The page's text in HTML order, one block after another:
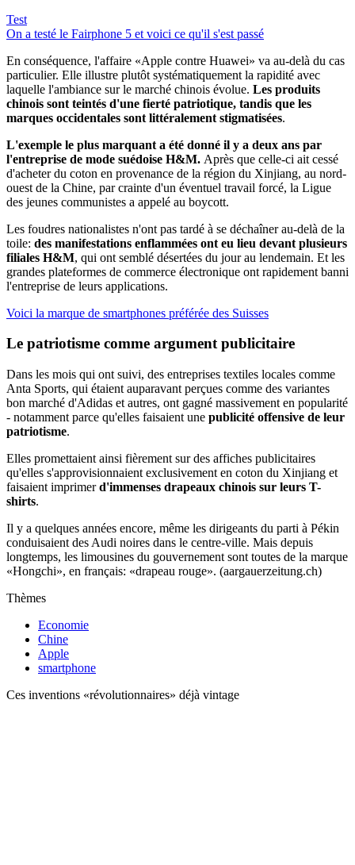
Test
On a testé le Fairphone 5 et voici ce qu'il s'est passé
En conséquence, l'affaire «Apple contre Huawei» va au-delà du cas
particulier. Elle illustre plutôt systématiquement la rapidité avec
laquelle l'ambiance sur le marché chinois évolue. Les produits
chinois sont teintés d'une fierté patriotique, tandis que les
marques occidentales sont littéralement stigmatisées.
L'exemple le plus marquant a été donné il y a deux ans par
l'entreprise de mode suédoise H&M. Après que celle-ci ait cessé
d'acheter du coton en provenance de la région du Xinjiang, au nord-
ouest de la Chine, par crainte d'un éventuel travail forcé, la Ligue
des jeunes communistes a appelé au boycott.
Les foudres nationalistes n'ont pas tardé à se déchaîner au-delà de la
toile: des manifestations enflammées ont eu lieu devant plusieurs
filiales H&M, qui ont semblé désertées du jour au lendemain. Et les
grandes plateformes de commerce électronique ont rapidement banni
l'entreprise de leurs applications.
Voici la marque de smartphones préférée des Suisses
Le patriotisme comme argument publicitaire
Dans les mois qui ont suivi, des entreprises textiles locales comme
Anta Sports, qui étaient auparavant perçues comme des variantes
bon marché d'Adidas et autres, ont gagné massivement en popularité
- notamment parce qu'elles faisaient une publicité offensive de leur
patriotisme.
Elles promettaient ainsi fièrement sur des affiches publicitaires
qu'elles s'approvisionnaient exclusivement en coton du Xinjiang et
faisaient imprimerd'immenses drapeaux chinois sur leurs T-
shirts.
Il y a quelques années encore, même les dirigeants du parti à Pékin
conduisaient des Audi noires dans le centre-ville. Mais depuis
longtemps, les limousines du gouvernement sont toutes de la marque
«Hongchi», en français: «drapeau rouge». (aargauerzeitung.ch)
Thèmes
Economie
Chine
Apple
smartphone
Ces inventions «révolutionnaires» déjà vintage